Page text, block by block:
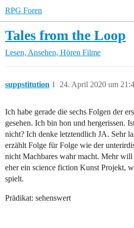
RPG Foren
Tales from the Loop
Lesen, Ansehen, Hören Filme
suppstitution 24. April 2020 um
1
Ich habe gerade die sechs Folgen der
gesehen. Ich bin hon und hergerissen.
nicht? Ich denke letztendlich JA. Sehr
erzählt Folge für Folge wie der
nicht Machbares wahr macht. Mehr
eher ein science fiction Kunst Projekt,
spielt.
Prädikat: sehenswert